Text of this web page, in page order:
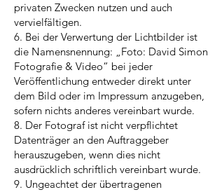
privaten Zwecken nutzen und auch
vervielfältigen.
6. Bei der Verwertung der Lichtbilder ist
die Namensnennung: „Foto: David Simon
Fotografie & Video“ bei jeder
Veröffentlichung entweder direkt unter
dem Bild oder im Impressum anzugeben,
sofern nichts anderes vereinbart wurde.
8. Der Fotograf ist nicht verpflichtet
Datenträger an den Auftraggeber
herauszugeben, wenn dies nicht
ausdrücklich schriftlich vereinbart wurde.
9. Ungeachtet der übertragenen